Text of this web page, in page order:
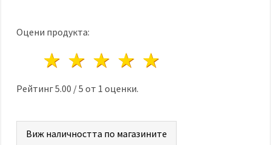
Оцени продукта:
4 звезди
3 звезди
2 звезди
1 звезда
Рейтинг5.00 /5 от 1 оценки.
Виж наличността по магазините